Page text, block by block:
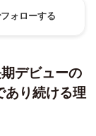
ォローする
デビューの
あり続ける理